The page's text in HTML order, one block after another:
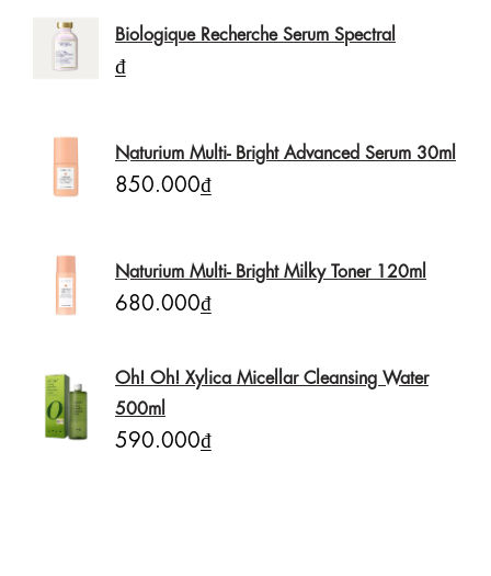
Biologique Recherche Serum Spectral
₫
Naturium Multi- Bright Advanced Serum 30ml
850.000₫
Naturium Multi- Bright Milky Toner 120ml
680.000₫
Oh! Oh! Xylica Micellar Cleansing Water
500ml
590.000₫